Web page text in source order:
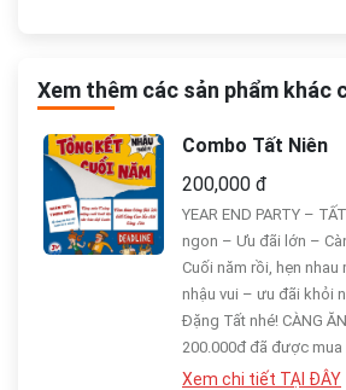
Xem thêm các sản phẩm khác
Combo Tất Niên
200,000 đ
YEAR END PARTY –
ngon – Ưu đãi lớn –
Cuối năm rồi, hẹn
nhậu vui – ưu đãi khỏi
Đặng Tất nhé! CÀNG
200.000đ đã được mua
Xem chi tiết TẠI ĐÂY